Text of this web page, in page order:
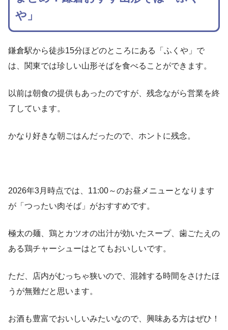
や」
鎌倉駅から徒歩15分ほどのところにある「ふくや」で
は、関東では珍しい山形そばを食べることができます。
以前は朝食の提供もあったのですが、残念ながら営業を終
了しています。
かなり好きな朝ごはんだったので、ホントに残念。
2026年3月時点では、11:00～のお昼メニューとなります
が「つったい肉そば」がおすすめです。
極太の麺、鶏とカツオの出汁が効いたスープ、歯ごたえの
ある鶏チャーシューはとてもおいしいです。
ただ、店内がむっちゃ狭いので、混雑する時間をさけたほ
うが無難だと思います。
お酒も豊富でおいしいみたいなので、興味ある方はぜひ！